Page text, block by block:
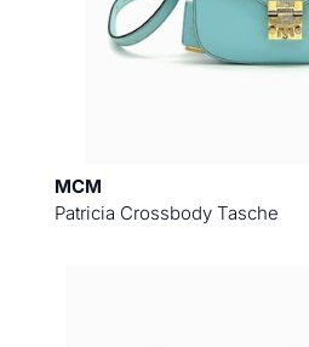
MCM
Patricia Crossbody Tasche